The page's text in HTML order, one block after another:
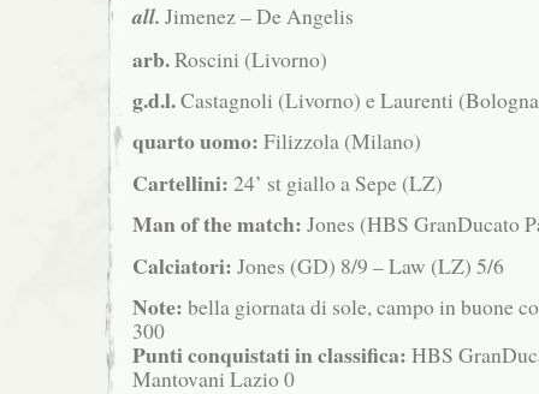
all. Jimenez – De Angelis
arb.Roscini (Livorno)
g.d.l.Castagnoli (Livorno) e Laurenti
quarto uomo: Filizzola (Milano)
Cartellini: 24’ st giallo a Sepe (LZ)
Man of the match: Jones (HBS GranDucato
Calciatori: Jones (GD) 8/9 – Law (LZ) 5/6
Note: bella giornata di sole, campo in buone
300
Punti conquistati in classifica: HBS
Mantovani Lazio 0